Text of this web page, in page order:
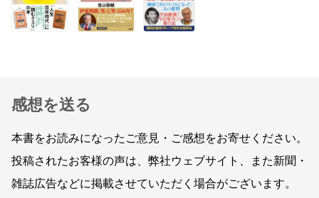
感想を送る
本書をお読みになったご意見・ご感想をお寄せください。
投稿されたお客様の声は、弊社ウェブサイト、また新聞・
雑誌広告などに掲載させていただく場合がございます。